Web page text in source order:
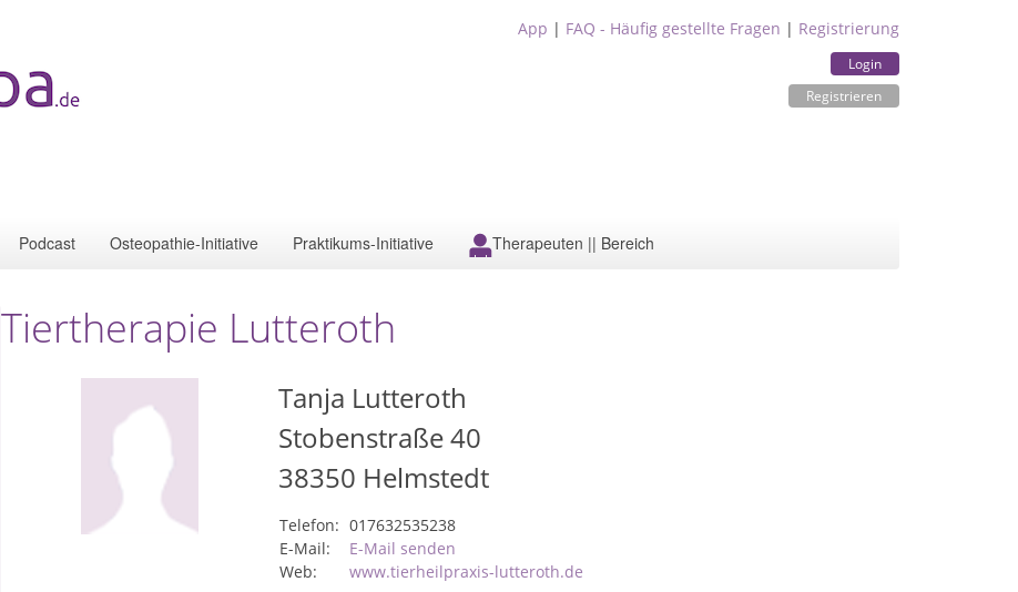
App | FAQ - Häufig gestellte Fragen | Registrierung
Login
Registrieren
Podcast Osteopathie-Initiative Praktikums-Initiative Therapeuten || Bereich
Tiertherapie Lutteroth
Tanja Lutteroth
Stobenstraße 40
38350 Helmstedt
Telefon: 017632535238
E-Mail:
E-Mail senden
Web:
www.tierheilpraxis-lutteroth.de